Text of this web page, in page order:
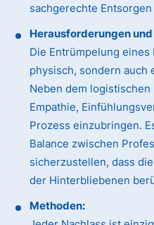
sachgerechte
Herausforderungen
Die Entrümpelung
physisch, sondern auch
Neben dem
Empathie,
Prozess einzubringen.
Balance zwischen
sicherzustellen, dass
der Hinterbliebenen
Methoden: